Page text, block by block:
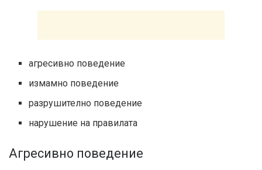
агресивно поведение
измамно поведение
разрушително поведение
нарушение на правилата
Агресивно поведение